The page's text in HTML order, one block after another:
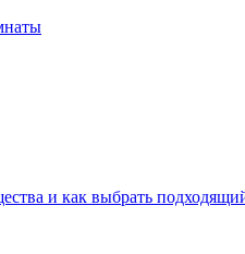
и как выбрать